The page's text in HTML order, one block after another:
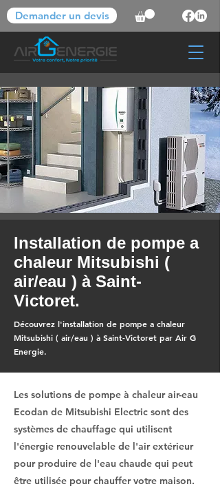
Demander un devis
Installation de pompe a
chaleur Mitsubishi (
air/eau ) à Saint-
Victoret.
Découvrez l'installation de pompe a chaleur
Mitsubishi ( air/eau ) à Saint-Victoret par Air G
Energie.
Les solutions de pompe à chaleur air-eau
Ecodan de Mitsubishi Electric sont des
systèmes de chauffage qui utilisent
l'énergie renouvelable de l'air extérieur
pour produire de l'eau chaude qui peut
être utilisée pour chauffer votre maison.